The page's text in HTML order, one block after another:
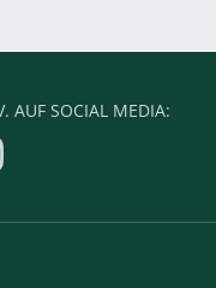
AUF SOCIAL MEDIA: